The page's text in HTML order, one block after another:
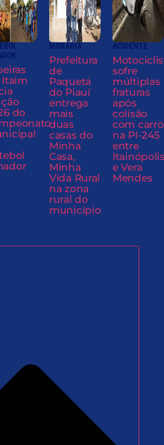
do
MORADIA
Prefeitura
de
Paquetá
do Piauí
entrega
mais
duas
casas do
Minha
Casa,
Minha
Vida Rural
na zona
rural do
município
ACIDENTE
sofre
múltiplas
fraturas
após
colisão
com carro
na PI-245
entre
e Vera
Mendes